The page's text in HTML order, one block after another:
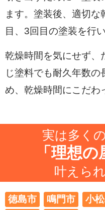
ます。塗装後、適切な
目、3回目の塗装を行い
乾燥時間を気にせず、
じ塗料でも耐久年数
め、乾燥時間にこだわ
実は多く
「理想の
叶えら
徳島市 鳴門市 小